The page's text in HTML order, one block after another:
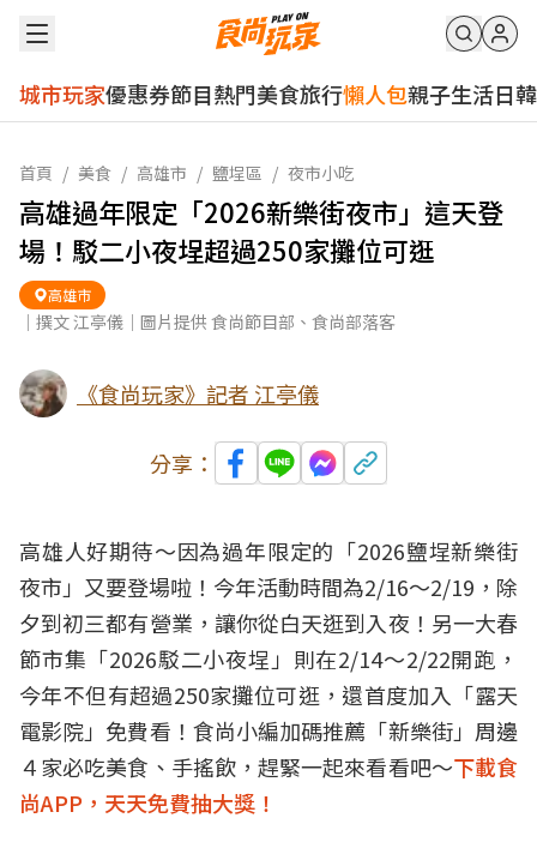
城市玩家優惠券節目熱門美食旅行懶人包親子生活日韓
首頁 / 美食 / 高雄市 / 鹽埕區 / 夜市小吃
高雄過年限定「2026新樂街夜市」這天登
場！駁二小夜埕超過250家攤位可逛
高雄市
｜撰文 江亭儀｜圖片提供 食尚節目部、食尚部落客
《食尚玩家》記者 江亭儀
分享：
高雄人好期待～因為過年限定的「2026鹽埕新樂街
夜市」又要登場啦！今年活動時間為2/16～2/19，除
夕到初三都有營業，讓你從白天逛到入夜！另一大春
節市集「2026駁二小夜埕」則在2/14～2/22開跑，
今年不但有超過250家攤位可逛，還首度加入「露天
電影院」免費看！食尚小編加碼推薦「新樂街」周邊
４家必吃美食、手搖飲，趕緊一起來看看吧～下載食
尚APP，天天免費抽大獎！